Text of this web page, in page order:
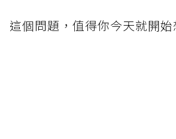
這個問題，值得你今天就開始